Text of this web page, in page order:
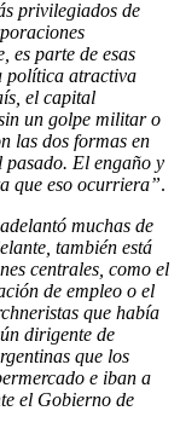
privilegiados de
es parte de esas
política atractiva
el capital
un golpe militar o
las dos formas en
pasado. El engaño y
que eso ocurriera”.
muchas de
también está
centrales, como el
de empleo o el
que había
dirigente de
que los
e iban a
el Gobierno de